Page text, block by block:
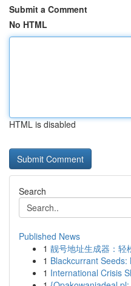
Submit a Comment
No HTML
HTML is disabled
Search
Published News
1 靓号地址生成器：轻
1 Blackcurrant
1 International Crisis